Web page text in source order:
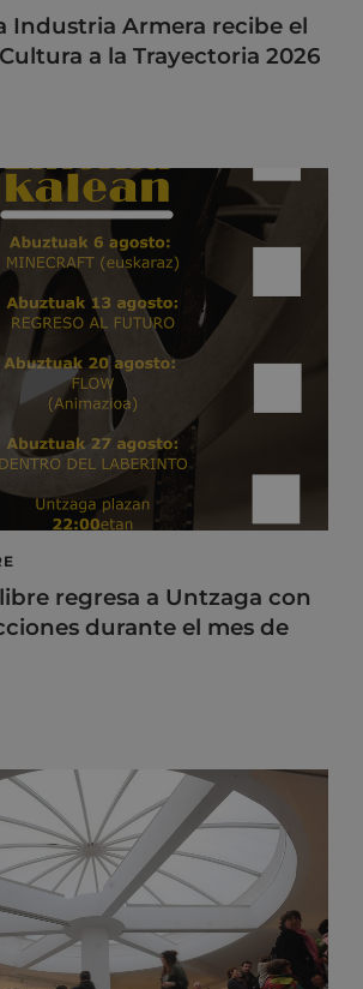
Industria Armera recibe el
a la Trayectoria 2026
regresa a Untzaga con
durante el mes de